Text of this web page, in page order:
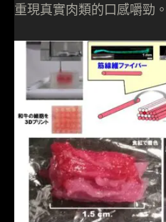
重現真實肉類的口感嚼勁。